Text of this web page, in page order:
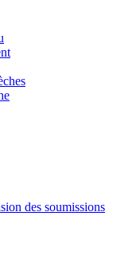
des soumissions